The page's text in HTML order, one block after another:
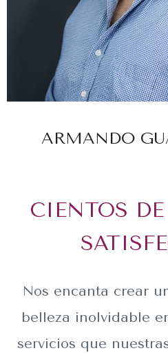
ARMANDO
CIENTOS
Nos encanta crear
belleza inolvidable
servicios que